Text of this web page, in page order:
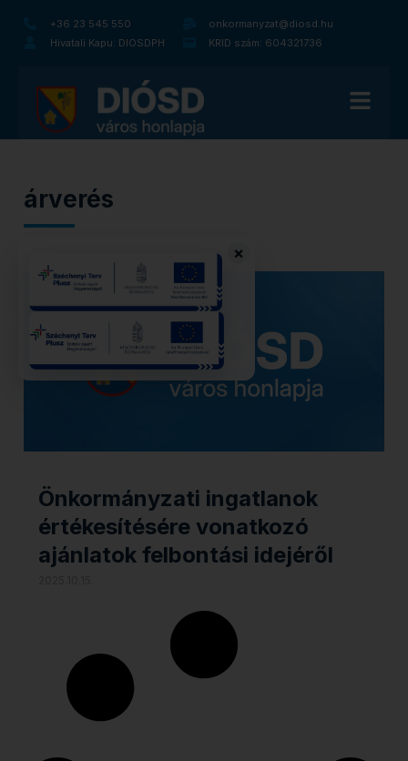
×
+36 23 545 550
onkormanyzat@diosd.hu
Hivatali Kapu: DIOSDPH
KRID szám: 604321736
árverés
Önkormányzati ingatlanok
értékesítésére vonatkozó
ajánlatok felbontási idejéről